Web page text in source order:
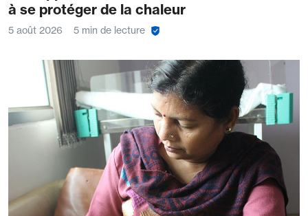
à se protéger de la chaleur
5 août 2026 5 min de lecture